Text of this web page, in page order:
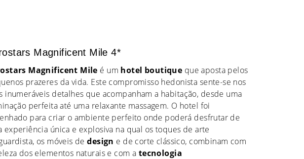
Magnificent Mile 4*
Magnificent Mile é um hotel boutique que aposta pelos
prazeres da vida. Este compromisso hedonista sente-se nos
inumeráveis detalhes que acompanham a habitação, desde uma
perfeita até uma relaxante massagem. O hotel foi
para criar o ambiente perfeito onde poderá desfrutar de
experiência única e explosiva na qual os toques de arte
os móveis dedesign e de corte clássico, combinam com
dos elementos naturais e com a tecnologia